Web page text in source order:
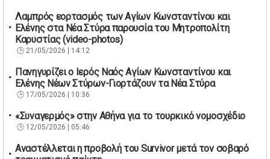
Λαμπρός εορτασμός των Αγίων Κωνσταντίνου και
Ελένης στα Νέα Στύρα παρουσία του Μητροπολίτη
Καρυστίας (video-photos)
21/05/2026 | 14:12
Πανηγυρίζει ο Ιερός Ναός Αγίων Κωνσταντίνου και
Ελένης Νέων Στύρων-Γιορτάζουν τα Νέα Στύρα
17/05/2026 | 10:36
«Συναγερμός» στην Αθήνα για το τουρκικό νομοσχέδιο
12/05/2026 | 05:46
Αναστέλλεται η προβολή του Survivor μετά τον σοβαρό